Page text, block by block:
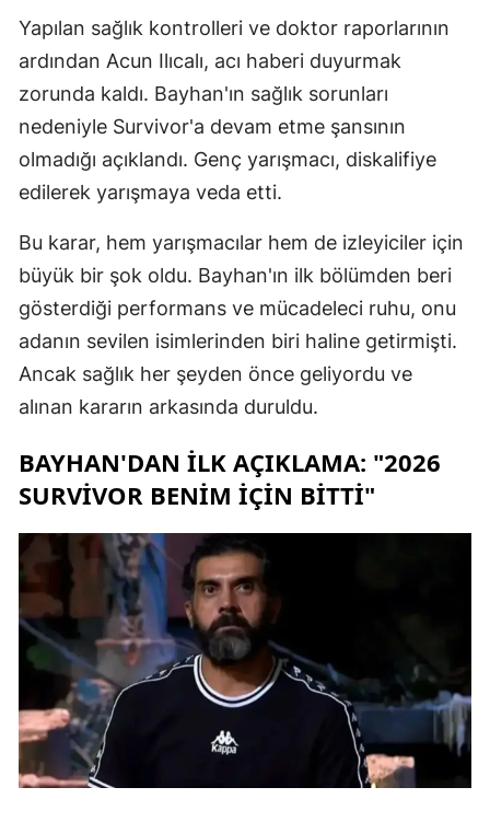
Yapılan sağlık kontrolleri ve doktor raporlarının
ardından Acun Ilıcalı, acı haberi duyurmak
zorunda kaldı. Bayhan'ın sağlık sorunları
nedeniyle Survivor'a devam etme şansının
olmadığı açıklandı. Genç yarışmacı, diskalifiye
edilerek yarışmaya veda etti.
Bu karar, hem yarışmacılar hem de izleyiciler için
büyük bir şok oldu. Bayhan'ın ilk bölümden beri
gösterdiği performans ve mücadeleci ruhu, onu
adanın sevilen isimlerinden biri haline getirmişti.
Ancak sağlık her şeyden önce geliyordu ve
alınan kararın arkasında duruldu.
BAYHAN'DAN İLK AÇIKLAMA: "2026
SURVIVOR BENIM İÇIN BITTI"